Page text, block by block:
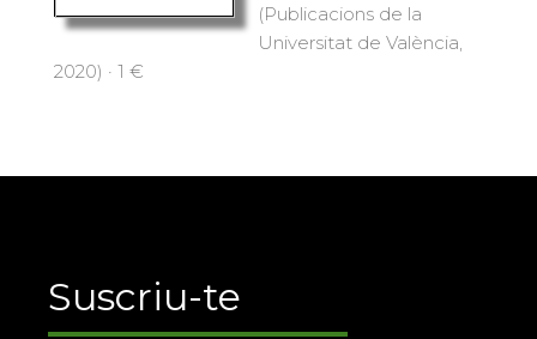
(Publicacions de la
Universitat de València,
2020) · 1 €
Suscriu-te